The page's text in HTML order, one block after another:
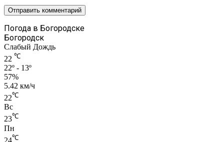
Погода в Богородске
Богородск
Слабый Дождь
22 ℃
22º - 13º
57%
5.42 км/ч
22℃
Вс
23℃
Пн
24℃